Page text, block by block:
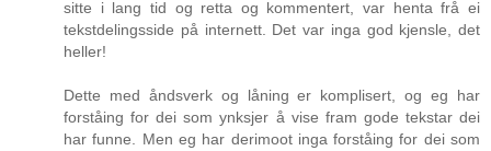
sitte i lang tid og retta og kommentert, var henta frå ei
tekstdelingsside på internett. Det var inga god kjensle, det
heller!
Dette med åndsverk og låning er komplisert, og eg har
forståing for dei som ynksjer å vise fram gode tekstar dei
har funne. Men eg har derimoot inga forståing for dei som